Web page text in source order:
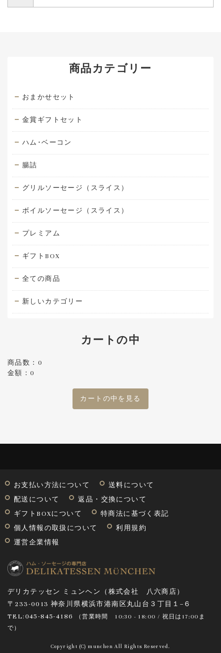
商品カテゴリー
おまかせセット
金賞ギフトセット
ハム･ベーコン
腸詰
グリルソーセージ（スライス）
ボイルソーセージ（スライス）
プレミアム
ギフトBOX
全ての商品
新しいカテゴリー
カートの中
商品数：0
金額：0
カートの中を見る
お支払い方法について
送料について
配送について
返品・交換について
ギフトBOXについて
特商法に基づく表記
個人情報の取扱について
利用規約
運営企業情報
デリカテッセン ミュンヘン（株式会社 八六商店）
〒233-0013 神奈川県横浜市港南区丸山台３丁目１−６
TEL:045-845-4186
（営業時間10:30 - 18:00 / 祝日は17:00ま
で ）
Copyright (C) munchen All Rights Reserved.